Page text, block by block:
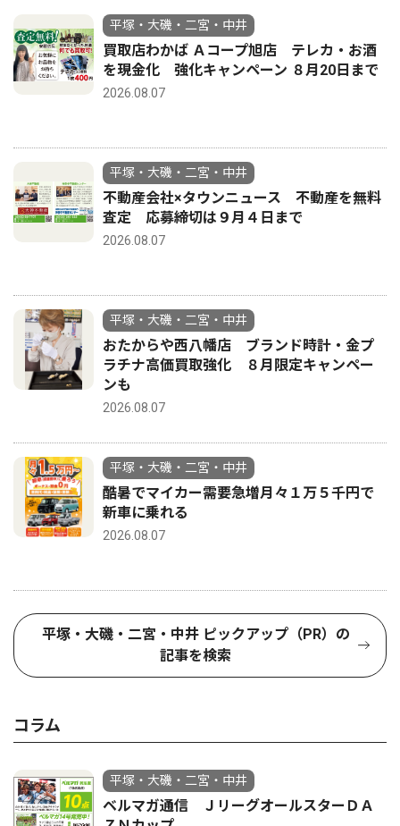
平塚・大磯・二宮・中井
買取店わかば Ａコープ旭店 テレカ・お酒
を現金化 強化キャンペーン ８月20日まで
2026.08.07
平塚・大磯・二宮・中井
不動産会社×タウンニュース 不動産を無料
査定 応募締切は９月４日まで
2026.08.07
平塚・大磯・二宮・中井
おたからや西八幡店 ブランド時計・金プ
ラチナ高価買取強化 ８月限定キャンペー
ンも
2026.08.07
平塚・大磯・二宮・中井
酷暑でマイカー需要急増月々１万５千円で
新車に乗れる
2026.08.07
平塚・大磯・二宮・中井 ピックアップ（PR）の
記事を検索
コラム
平塚・大磯・二宮・中井
ベルマガ通信 ＪリーグオールスターＤＡ